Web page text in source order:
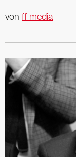
von ff media